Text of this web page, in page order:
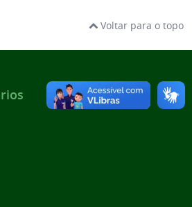
Voltar para o topo